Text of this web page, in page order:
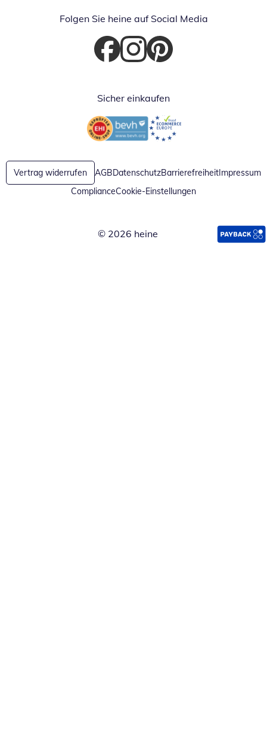
Folgen Sie heine auf Social Media
Öffnet in neuem Fenster
Öffnet in neuem Fenster
Öffnet in neuem Fenster
Sicher einkaufen
Öffnet in neuem FensterÖffnet in neuem Fenster
Vertrag widerrufen AGBDatenschutzBarrierefreiheitImpressum
ComplianceCookie-Einstellungen
© 2026 heine